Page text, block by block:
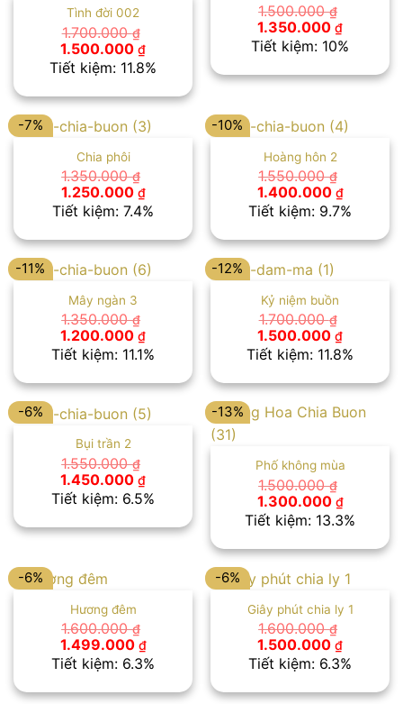
Tình đời 002
1.700.000₫
Giá
gốc
là:
1.500.000 ₫Giá
hiện
tại
1.500.000 ₫.
Tiết kiệm: 11.8%
1.500.000₫
Giá
gốc
là:
1.350.000 ₫Giá
hiện
tại
Tiết kiệm: 10%
-7%
Chia phôi
1.350.000₫
Giá
gốc
là:
1.250.000 ₫Giá
hiện
tại
1.250.000 ₫.
Tiết kiệm: 7.4%
-10%
Hoàng hôn 2
1.550.000₫
Giá
gốc
là:
1.400.000 ₫Giá
hiện
tại
Tiết kiệm: 9.7%
-11%
Mây ngàn 3
1.350.000₫
Giá
gốc
là:
1.200.000 ₫Giá
hiện
tại
1.200.000 ₫.
Tiết kiệm: 11.1%
-12%
Kỷ niệm buồn
1.700.000₫
Giá
gốc
là:
1.500.000 ₫Giá
hiện
tại
Tiết kiệm: 11.8%
-6%
Bụi trần 2
1.550.000₫
Giá
gốc
là:
1.450.000 ₫Giá
hiện
tại
1.450.000 ₫.
Tiết kiệm: 6.5%
-13%
Phố không mùa
1.500.000₫
Giá
gốc
là:
1.300.000 ₫Giá
hiện
tại
Tiết kiệm: 13.3%
-6%
Hương đêm
1.600.000₫
Giá
gốc
là:
1.499.000 ₫Giá
hiện
tại
Tiết kiệm: 6.3%
-6%
Giây phút chia ly 1
1.600.000₫
Giá
gốc
là:
1.500.000 ₫Giá
hiện
tại
Tiết kiệm: 6.3%